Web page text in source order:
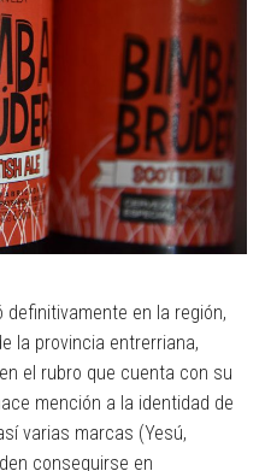
en la región,
la provincia entrerriana,
el rubro que cuenta con su
mención a la identidad de
varias marcas (Yesú,
conseguirse en